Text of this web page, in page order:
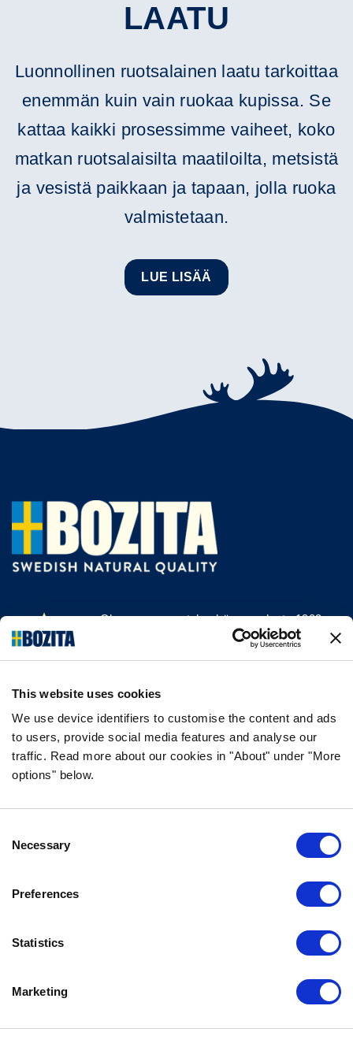
This website uses cookies
We use device identifiers to customise the content and ads
to users, provide social media features and analyse our
traffic. Read more about our cookies in "About" under "More
options" below.
Selection
Necessary
Preferences
Statistics
Marketing
LAATU
Luonnollinen ruotsalainen laatu tarkoittaa
enemmän kuin vain ruokaa kupissa. Se
kattaa kaikki prosessimme vaiheet, koko
matkan ruotsalaisilta maatiloilta, metsistä
ja vesistä paikkaan ja tapaan, jolla ruoka
valmistetaan.
LUE LISÄÄ
Olemme menestyksekäs, vuodesta 1903
saakka kissan- ja koiranruokaa valmistava
yritys Vårgårdasta, Ruotsista. Pidämme
Teemme koiran- ja kissanruokaa
korkealaatuisista ainesosista ja ilman
tarpeettomia lisäaineita.
USEIN KYSYTYT KYSYMYKSET
OTA MEIHIN YHTEYTTÄ
BOZITA